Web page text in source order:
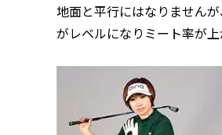
地面と平行にはなりません
がレベルになりミート率が